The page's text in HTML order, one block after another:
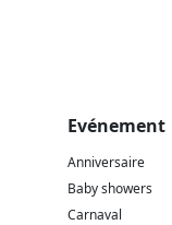
Evénement
Anniversaire
Baby showers
Carnaval